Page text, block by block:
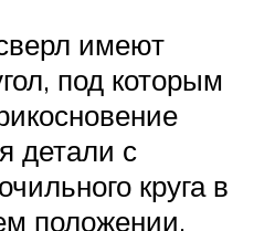
имеют
под которым
детали с
круга в
положении.